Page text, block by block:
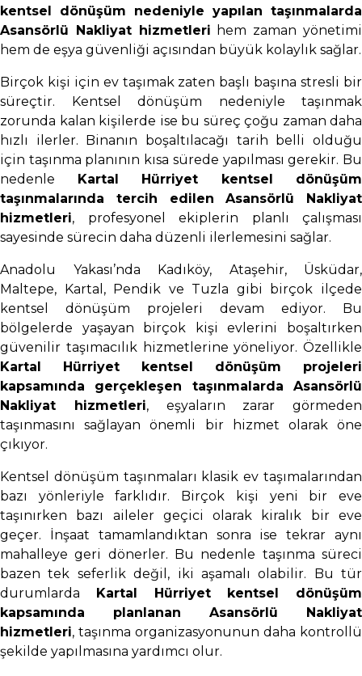
kentsel dönüşüm nedeniyle yapılan taşınmalarda
Asansörlü Nakliyat hizmetleri hem zaman yönetimi
hem de eşya güvenliği açısından büyük kolaylık sağlar.
Birçok kişi için ev taşımak zaten başlı başına stresli bir
süreçtir. Kentsel dönüşüm nedeniyle taşınmak
zorunda kalan kişilerde ise bu süreç çoğu zaman daha
hızlı ilerler. Binanın boşaltılacağı tarih belli olduğu
için taşınma planının kısa sürede yapılması gerekir. Bu
nedenle Kartal Hürriyet kentsel dönüşüm
taşınmalarında tercih edilen Asansörlü Nakliyat
hizmetleri, profesyonel ekiplerin planlı çalışması
sayesinde sürecin daha düzenli ilerlemesini sağlar.
Anadolu Yakası’nda Kadıköy, Ataşehir, Üsküdar,
Maltepe, Kartal, Pendik ve Tuzla gibi birçok ilçede
kentsel dönüşüm projeleri devam ediyor. Bu
bölgelerde yaşayan birçok kişi evlerini boşaltırken
güvenilir taşımacılık hizmetlerine yöneliyor. Özellikle
Kartal Hürriyet kentsel dönüşüm projeleri
kapsamında gerçekleşen taşınmalarda Asansörlü
Nakliyat hizmetleri, eşyaların zarar görmeden
taşınmasını sağlayan önemli bir hizmet olarak öne
çıkıyor.
Kentsel dönüşüm taşınmaları klasik ev taşımalarından
bazı yönleriyle farklıdır. Birçok kişi yeni bir eve
taşınırken bazı aileler geçici olarak kiralık bir eve
geçer. İnşaat tamamlandıktan sonra ise tekrar aynı
mahalleye geri dönerler. Bu nedenle taşınma süreci
bazen tek seferlik değil, iki aşamalı olabilir. Bu tür
durumlarda Kartal Hürriyet kentsel dönüşüm
kapsamında planlanan Asansörlü Nakliyat
hizmetleri, taşınma organizasyonunun daha kontrollü
şekilde yapılmasına yardımcı olur.